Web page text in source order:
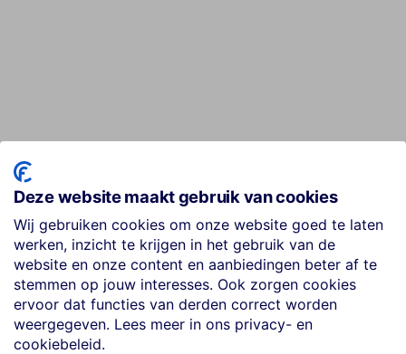
Deze website maakt gebruik van cookies
Wij gebruiken cookies om onze website goed te laten
werken, inzicht te krijgen in het gebruik van de
website en onze content en aanbiedingen beter af te
stemmen op jouw interesses. Ook zorgen cookies
ervoor dat functies van derden correct worden
weergegeven. Lees meer in ons privacy- en
cookiebeleid.